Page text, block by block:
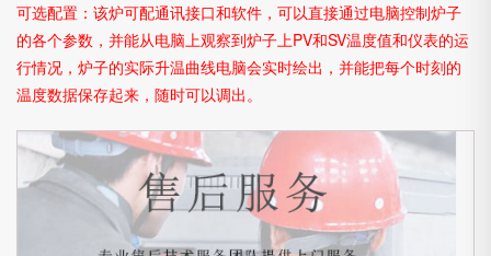
可选配置：该炉可配通讯接口和软件，可以直接通过电脑控制炉子
的各个参数，并能从电脑上观察到炉子上PV和SV温度值和仪表的运
行情况，炉子的实际升温曲线电脑会实时绘出，并能把每个时刻的
温度数据保存起来，随时可以调出。